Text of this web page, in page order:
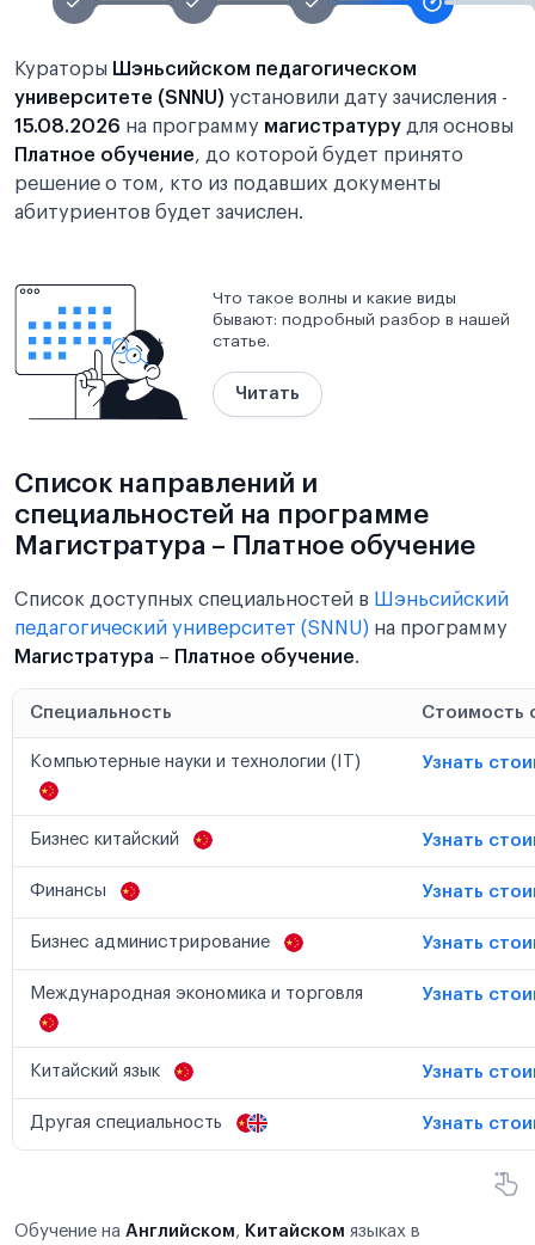
Кураторы Шэньсийском педагогическом
университете (SNNU) установили дату зачисления -
15.08.2026 на программу магистратуру для основы
Платное обучение, до которой будет принято
решение о том, кто из подавших документы
абитуриентов будет зачислен.
Что такое волны и какие виды
бывают: подробный разбор в нашей
статье.
Читать
Список направлений и
специальностей на программе
Магистратура – Платное обучение
Список доступных специальностей в Шэньсийский
педагогический университет (SNNU) на программу
Магистратура – Платное обучение.
Специальность Стоимость
Компьютерные науки и технологии (IT) Узнать
Бизнес китайский Узнать
Финансы Узнать
Бизнес администрирование Узнать
Международная экономика и торговля Узнать
Китайский язык Узнать
Другая специальность Узнать
Обучение на Английском, Китайском языках в